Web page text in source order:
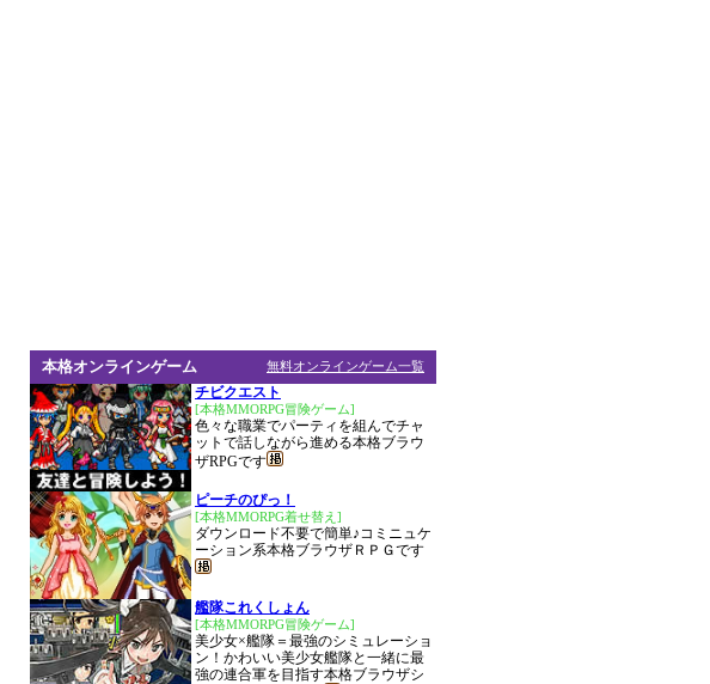
無料オンラインゲーム一覧
本格オンラインゲーム
チビクエスト
[本格MMORPG冒険ゲーム]
色々な職業でパーティを組んでチャ
ットで話しながら進める本格ブラウ
ザRPGです
ピーチのぴっ！
[本格MMORPG着せ替え]
ダウンロード不要で簡単♪コミニュケ
ーション系本格ブラウザＲＰＧです
艦隊これくしょん
[本格MMORPG冒険ゲーム]
美少女×艦隊＝最強のシミュレーショ
ン！かわいい美少女艦隊と一緒に最
強の連合軍を目指す本格ブラウザシ